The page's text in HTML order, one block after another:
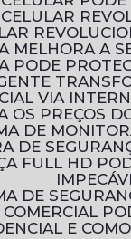
MELHORA A
PODE
VIA
OS PREÇOS
DE
DE
DE
E